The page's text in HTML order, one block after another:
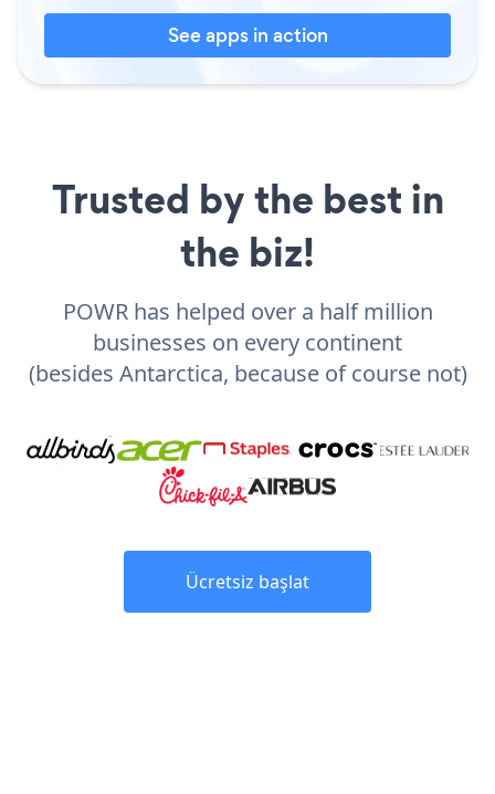
See apps in action
Trusted by the best in
the biz!
POWR has helped over a half million
businesses on every continent
(besides Antarctica, because of course not)
Ücretsiz başlat